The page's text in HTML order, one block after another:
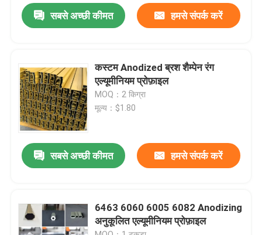
कारखाना भ्रमण
संपर्क करें
एक उद्धरण की विनती करे
औद्योगिक एल्यूमीनियम प्रोफ़ाइल
V स्लॉट एल्यूमीनियम प्रोफ़ाइल
सबसे अच्छी कीमत हमसे संपर्क करें
कस्टम Anodized ब्रश शैम्पेन रंग
एल्यूमीनियम प्रोफ़ाइल
MOQ：2 किग्रा
मूल्य：$1.80
सबसे अच्छी कीमत हमसे संपर्क करें
6463 6060 6005 6082 Anodizing
अनुकूलित एल्यूमीनियम प्रोफ़ाइल